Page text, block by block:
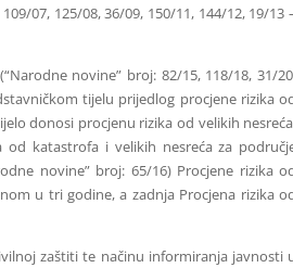
07, 125/08, 36/09, 150/11, 144/12, 19/13
novine” broj: 82/15, 118/18, 31/
tijelu prijedlog procjene rizika
donosi procjenu rizika od velikih
od katastrofa i velikih nesreća za
novine” broj: 65/16) Procjene rizika
u tri godine, a zadnja Procjena rizika
zaštiti te načinu informiranja javnosti